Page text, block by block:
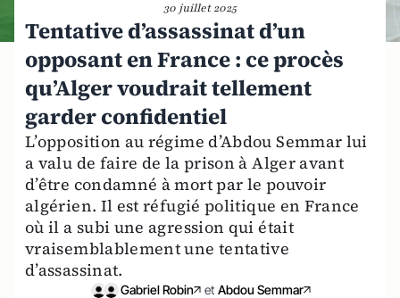
30 juillet 2025
Tentative d’assassinat d’un
opposant en France : ce procès
qu’Alger voudrait tellement
garder confidentiel
L’opposition au régime d’Abdou Semmar lui
a valu de faire de la prison à Alger avant
d’être condamné à mort par le pouvoir
algérien. Il est réfugié politique en France
où il a subi une agression qui était
vraisemblablement une tentative
d’assassinat.
Gabriel Robin et Abdou Semmar